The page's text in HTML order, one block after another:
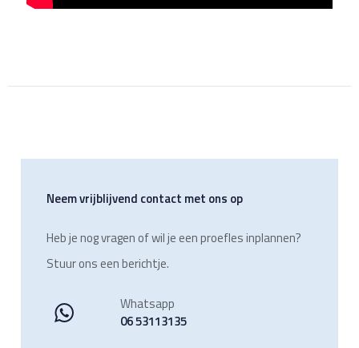
Neem vrijblijvend contact met ons op
Heb je nog vragen of wil je een proefles inplannen?
Stuur ons een berichtje.
Whatsapp
06 53113135